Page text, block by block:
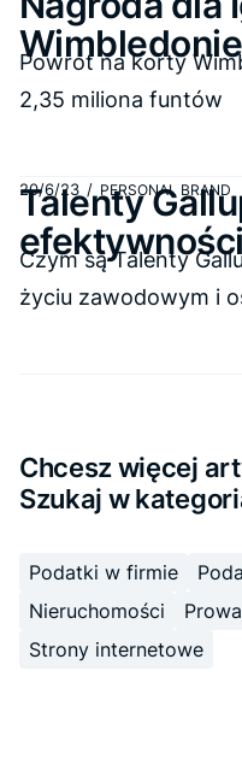
Powrót na korty
2,35 miliona funtów
20/6/23 / PERSONAL BRAND
Talenty
efektywności
Czym są Talenty
życiu zawodowym i
Chcesz więcej
Szukaj w
Podatki w firmie
Nieruchomości
Strony internetowe